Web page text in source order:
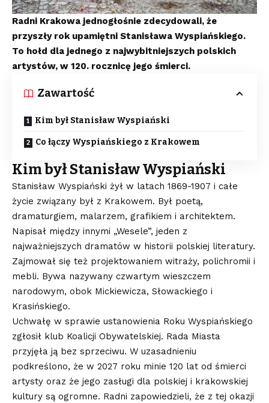
Radni Krakowa jednogłośnie zdecydowali, że
przyszły rok upamiętni Stanisława Wyspiańskiego.
To hołd dla jednego z najwybitniejszych polskich
artystów, w 120. rocznicę jego śmierci.
Zawartość
Kim był Stanisław Wyspiański
Co łączy Wyspiańskiego z Krakowem
Kim był Stanisław Wyspiański
Stanisław Wyspiański żył w latach 1869-1907 i całe
życie związany był z Krakowem. Był poetą,
dramaturgiem, malarzem, grafikiem i architektem.
Napisał między innymi „Wesele”, jeden z
najważniejszych dramatów w historii polskiej literatury.
Zajmował się też projektowaniem witraży, polichromii i
mebli. Bywa nazywany czwartym wieszczem
narodowym, obok Mickiewicza, Słowackiego i
Krasińskiego.
Uchwałę w sprawie ustanowienia Roku Wyspiańskiego
zgłosił klub Koalicji Obywatelskiej. Rada Miasta
przyjęła ją bez sprzeciwu. W uzasadnieniu
podkreślono, że w 2027 roku minie 120 lat od śmierci
artysty oraz że jego zasługi dla polskiej i krakowskiej
kultury są ogromne. Radni zapowiedzieli, że z tej okazji